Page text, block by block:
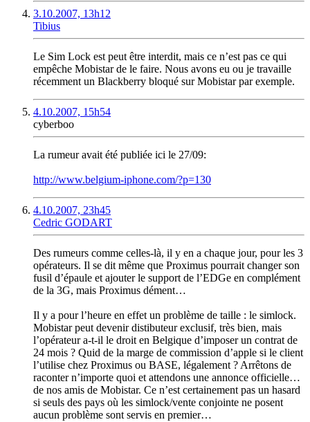
3.10.2007, 13h12
Tibius
Le Sim Lock est peut être interdit, mais ce n’est pas ce qui
empêche Mobistar de le faire. Nous avons eu ou je travaille
récemment un Blackberry bloqué sur Mobistar par exemple.
4.10.2007, 15h54
cyberboo
La rumeur avait été publiée ici le 27/09:
http://www.belgium-iphone.com/?p=130
4.10.2007, 23h45
Cedric GODART
Des rumeurs comme celles-là, il y en a chaque jour, pour les 3
opérateurs. Il se dit même que Proximus pourrait changer son
fusil d’épaule et ajouter le support de l’EDGe en complément
de la 3G, mais Proximus dément…
Il y a pour l’heure en effet un problème de taille : le simlock.
Mobistar peut devenir distibuteur exclusif, très bien, mais
l’opérateur a-t-il le droit en Belgique d’imposer un contrat de
24 mois ? Quid de la marge de commission d’apple si le client
l’utilise chez Proximus ou BASE, légalement ? Arrêtons de
raconter n’importe quoi et attendons une annonce officielle…
de nos amis de Mobistar. Ce n’est certainement pas un hasard
si seuls des pays où les simlock/vente conjointe ne posent
aucun problème sont servis en premier…